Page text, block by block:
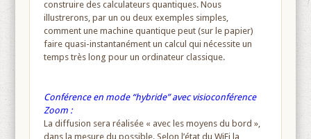
construire des calculateurs quantiques. Nous
illustrerons, par un ou deux exemples simples,
comment une machine quantique peut (sur le papier)
faire quasi-instantanément un calcul qui nécessite un
temps très long pour un ordinateur classique.
Conférence en mode “hybride” avec visioconférence
Zoom :
La diffusion sera réalisée « avec les moyens du bord »,
dans la mesure du possible. Selon l’état du WiFi la